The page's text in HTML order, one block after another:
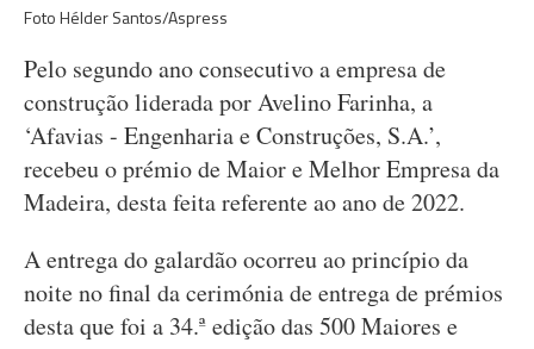
Foto Hélder Santos/Aspress
Pelo segundo ano consecutivo a empresa de
construção liderada por Avelino Farinha, a
‘Afavias - Engenharia e Construções, S.A.’,
recebeu o prémio de Maior e Melhor Empresa da
Madeira, desta feita referente ao ano de 2022.
A entrega do galardão ocorreu ao princípio da
noite no final da cerimónia de entrega de prémios
desta que foi a 34.ª edição das 500 Maiores e